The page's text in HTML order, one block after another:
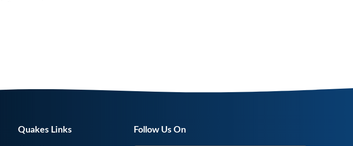
Quakes Links Follow Us On